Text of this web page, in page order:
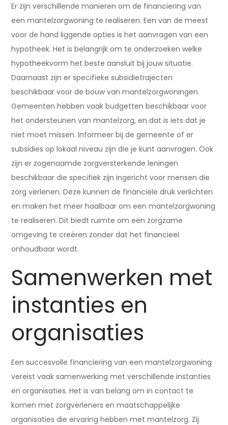
Er zijn verschillende manieren om de financiering van
een mantelzorgwoning te realiseren. Een van de meest
voor de hand liggende opties is het aanvragen van een
hypotheek. Het is belangrijk om te onderzoeken welke
hypotheekvorm het beste aansluit bij jouw situatie.
Daarnaast zijn er specifieke subsidietrajecten
beschikbaar voor de bouw van mantelzorgwoningen.
Gemeenten hebben vaak budgetten beschikbaar voor
het ondersteunen van mantelzorg, en dat is iets dat je
niet moet missen. Informeer bij de gemeente of er
subsidies op lokaal niveau zijn die je kunt aanvragen. Ook
zijn er zogenaamde zorgversterkende leningen
beschikbaar die specifiek zijn ingericht voor mensen die
zorg verlenen. Deze kunnen de financiële druk verlichten
en maken het meer haalbaar om een mantelzorgwoning
te realiseren. Dit biedt ruimte om een zorgzame
omgeving te creëren zonder dat het financieel
onhoudbaar wordt.
Samenwerken met
instanties en
organisaties
Een succesvolle financiering van een mantelzorgwoning
vereist vaak samenwerking met verschillende instanties
en organisaties. Het is van belang om in contact te
komen met zorgverleners en maatschappelijke
organisaties die ervaring hebben met mantelzorg. Zij